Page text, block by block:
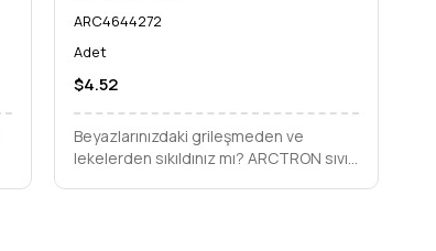
ARC4644272
Adet
$4.52
Beyazlarınızdaki grileşmeden ve
lekelerden sıkıldınız mı? ARCTRON sıvı